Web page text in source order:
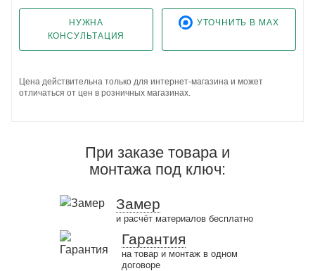
НУЖНА
КОНСУЛЬТАЦИЯ
УТОЧНИТЬ В MAX
Цена действительна только для интернет-магазина и может
отличаться от цен в розничных магазинах.
При заказе товара и
монтажа под ключ:
Замер
и расчёт материалов бесплатно
Гарантия
на товар и монтаж в одном
договоре